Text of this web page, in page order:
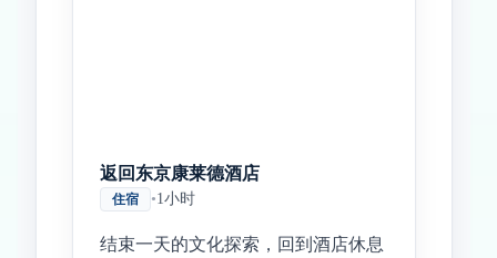
返回东京康莱德酒店
住宿 •1小时
结束一天的文化探索，回到酒店休息